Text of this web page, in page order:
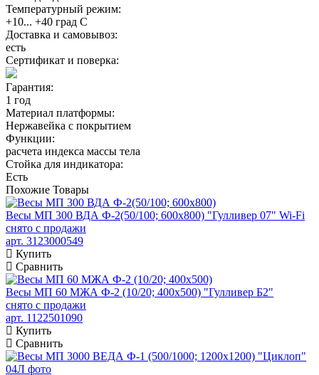
Температурный режим:
+10... +40 град С
Доставка и самовывоз:
есть
Сертификат и поверка:
Гарантия:
1 год
Материал платформы:
Нержавейка с покрытием
Функции:
расчета индекса массы тела
Стойка для индикатора:
Есть
Похожие Товары
Весы МП 300 ВДА Ф-2(50/100; 600х800) "Гулливер 07" Wi-Fi
снято с продажи
арт. 3123000549
Купить
Сравнить
Весы МП 60 МЖА Ф-2 (10/20; 400х500) "Гулливер Б2"
снято с продажи
арт. 1122501090
Купить
Сравнить